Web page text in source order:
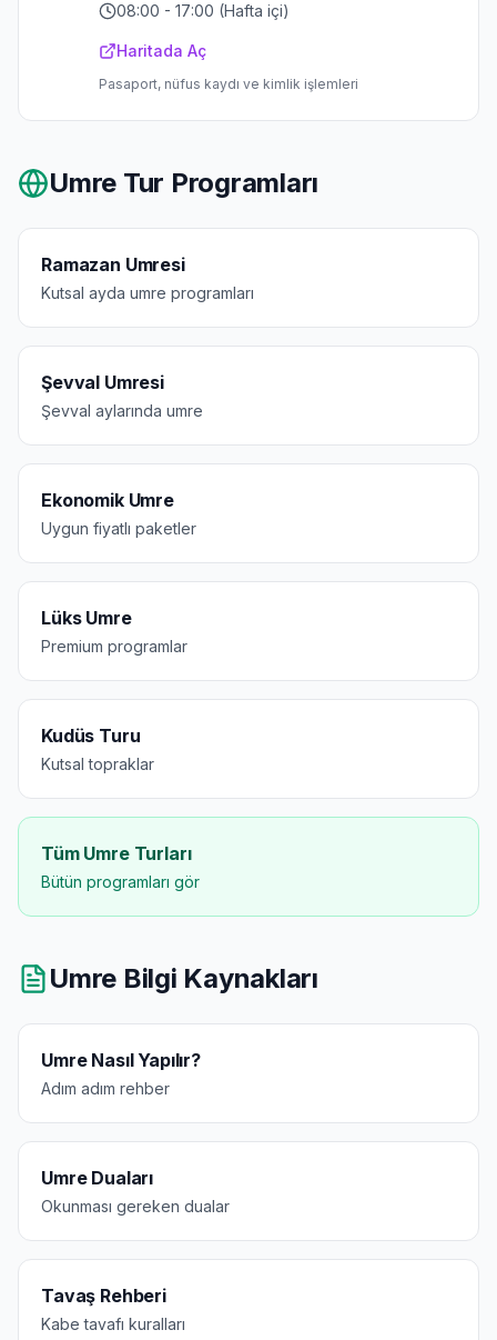
08:00 - 17:00 (Hafta içi)
Haritada Aç
Pasaport, nüfus kaydı ve kimlik işlemleri
Umre Tur Programları
Ramazan Umresi
Kutsal ayda umre programları
Şevval Umresi
Şevval aylarında umre
Ekonomik Umre
Uygun fiyatlı paketler
Lüks Umre
Premium programlar
Kudüs Turu
Kutsal topraklar
Tüm Umre Turları
Bütün programları gör
Umre Bilgi Kaynakları
Umre Nasıl Yapılır?
Adım adım rehber
Umre Duaları
Okunması gereken dualar
Tavaş Rehberi
Kabe tavafı kuralları